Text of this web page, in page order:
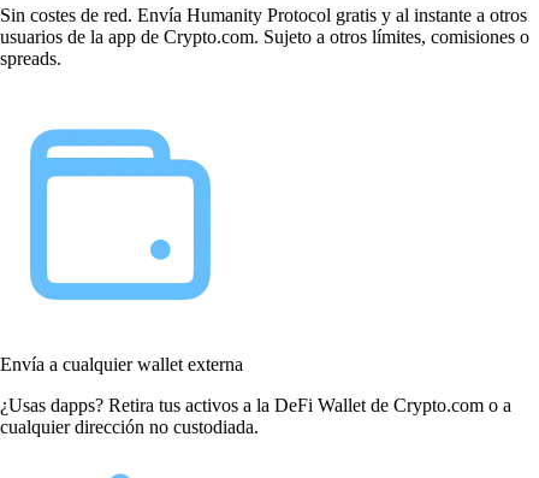
Sin costes de red. Envía Humanity Protocol gratis y al instante a otros
usuarios de la app de Crypto.com. Sujeto a otros límites, comisiones o
spreads.
Envía a cualquier wallet externa
¿Usas dapps? Retira tus activos a la DeFi Wallet de Crypto.com o a
cualquier dirección no custodiada.